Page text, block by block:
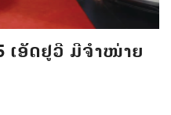
ເອັດຢູວີ ມີຈຳໜ່າຍ